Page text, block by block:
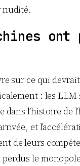
sur ce qui
: les
dans l’histoire de
et
de leurs
le